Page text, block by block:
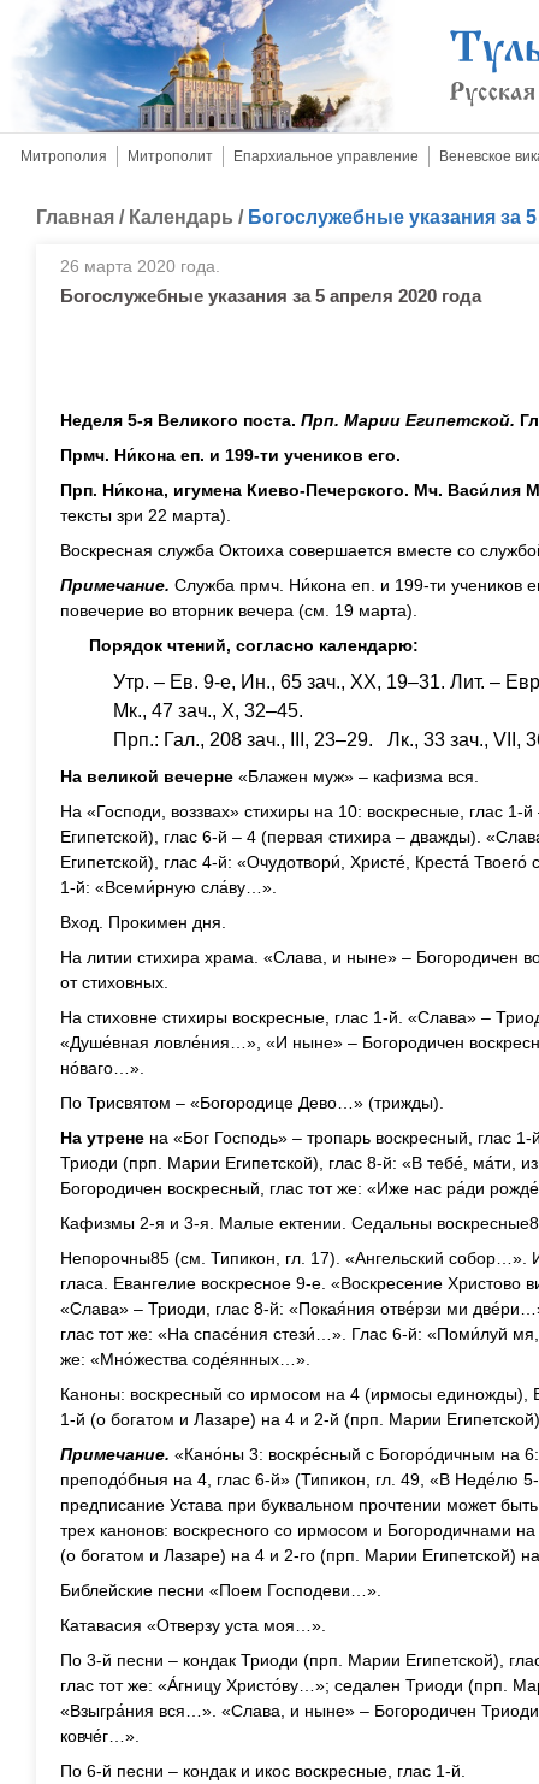
Митрополия Митрополит Епархиальное управление Веневское
Главная / Календарь / Богослужебные указания за
26 марта 2020 года.
Богослужебные указания за 5 апреля 2020 года
Неделя 5-я Великого поста. Прп. Марии Египетской.
Прмч. Ни́кона еп. и 199-ти учеников его.
Прп. Ни́кона, игумена Киево-Печерского. Мч. Васи́лия
тексты зри 22 марта).
Воскресная служба Октоиха совершается вместе со
Примечание. Служба прмч. Ни́кона еп. и 199-ти учеников
повечерие во вторник вечера (см. 19 марта).
Порядок чтений, согласно календарю:
Утр. – Ев. 9-е, Ин., 65 зач., XX, 19–31. Лит. –
Мк., 47 зач., X, 32–45.
Прп.: Гал., 208 зач., III, 23–29. Лк., 33 зач., VII,
На великой вечерне «Блажен муж» – кафизма вся.
На «Господи, воззвах» стихиры на 10: воскресные, глас
Египетской), глас 6-й – 4 (первая стихира – дважды).
Египетской), глас 4-й: «Очудотвори́, Христе́, Креста́
1-й: «Всеми́рную сла́ву…».
Вход. Прокимен дня.
На литии стихира храма. «Слава, и ныне» – Богородичен
от стиховных.
На стиховне стихиры воскресные, глас 1-й. «Слава» –
«Душе́вная ловле́ния…», «И ныне» – Богородичен
но́ваго…».
По Трисвятом – «Богородице Дево…» (трижды).
На утрене на «Бог Господь» – тропарь воскресный, глас
Триоди (прп. Марии Египетской), глас 8-й: «В тебе́, ма́ти,
Богородичен воскресный, глас тот же: «Иже нас ра́ди
Кафизмы 2-я и 3-я. Малые ектении. Седальны
Непорочны85 (см. Типикон, гл. 17). «Ангельский собор…».
гласа. Евангелие воскресное 9-е. «Воскресение
«Слава» – Триоди, глас 8-й: «Покая́ния отве́рзи ми
глас тот же: «На спасе́ния стези́…». Глас 6-й: «Поми́луй
же: «Мно́жества соде́янных…».
Каноны: воскресный со ирмосом на 4 (ирмосы единожды),
1-й (о богатом и Лазаре) на 4 и 2-й (прп. Марии
Примечание. «Кано́ны 3: воскре́сный с Богоро́дичным на
преподо́бныя на 4, глас 6-й» (Типикон, гл. 49, «В Неде́лю
предписание Устава при буквальном прочтении может
трех канонов: воскресного со ирмосом и Богородичнами
(о богатом и Лазаре) на 4 и 2-го (прп. Марии Египетской)
Библейские песни «Поем Господеви…».
Катавасия «Отверзу уста моя…».
По 3-й песни – кондак Триоди (прп. Марии Египетской),
глас тот же: «А́гницу Христо́ву…»; седален Триоди (прп.
«Взыгра́ния вся…». «Слава, и ныне» – Богородичен
ковче́г…».
По 6-й песни – кондак и икос воскресные, глас 1-й.